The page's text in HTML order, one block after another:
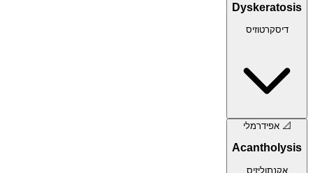
Dyskeratosis
דיסקרטוזיס
📐 אפידרמלי
Acantholysis
אקנתוליזיס